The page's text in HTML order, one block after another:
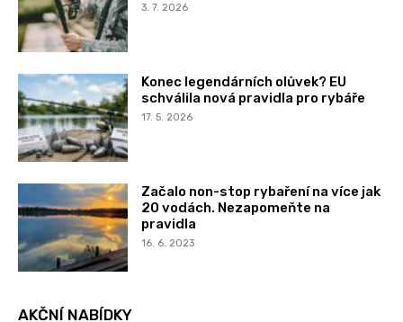
3. 7. 2026
Konec legendárních olůvek? EU
schválila nová pravidla pro rybáře
17. 5. 2026
Začalo non-stop rybaření na více jak
20 vodách. Nezapomeňte na
pravidla
16. 6. 2023
AKČNÍ NABÍDKY